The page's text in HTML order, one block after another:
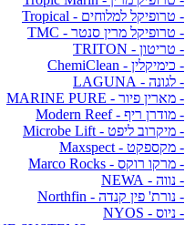
- טרופיקל למלוחים - Tropical
- טרופיקל מרין סנטר - TMC
- טריטון - TRITON
- כימיקלין - ChemiClean
- לגונה - LAGUNA
- מארין פיור - MARINE PURE
- מודרן ריף - Modern Reef
- מיקרוב ליפט - Microbe Lift
- מקספקט - Maxspect
- מרקו רוקס - Marco Rocks
- נווה - NEWA
- נורת' פין קנדה - Northfin
- ניוס - NYOS